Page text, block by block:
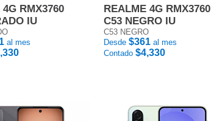
RMX3760
IU
al mes
REALME 4G RMX3760
C53 NEGRO IU
C53 NEGRO
Desde $361 al mes
Contado $4,330